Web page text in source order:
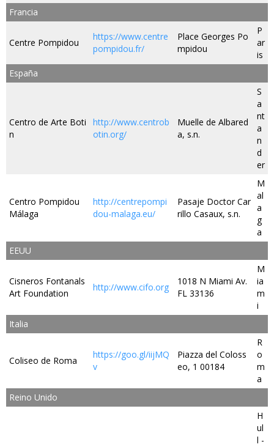
Francia
Centre Pompidou
https://www.centre
pompidou.fr/
Place Georges Po
mpidou
P
ar
is
España
Centro de Arte Boti
n
http://www.centrob
otin.org/
Muelle de Albared
a, s.n.
S
a
nt
a
n
d
er
Centro Pompidou
Málaga
http://centrepompi
dou-malaga.eu/
Pasaje Doctor Car
rillo Casaux, s.n.
M
al
a
g
a
EEUU
Cisneros Fontanals
Art Foundation
http://www.cifo.org
1018 N Miami Av.
FL 33136
M
ia
m
i
Italia
Coliseo de Roma
https://goo.gl/iijMQ
v
Piazza del Coloss
eo, 1 00184
R
o
m
a
Reino Unido
H
ul
l -